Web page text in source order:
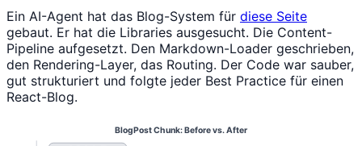
Ein AI-Agent hat das Blog-System für diese Seite
gebaut. Er hat die Libraries ausgesucht. Die Content-
Pipeline aufgesetzt. Den Markdown-Loader geschrieben,
den Rendering-Layer, das Routing. Der Code war sauber,
gut strukturiert und folgte jeder Best Practice für einen
React-Blog.